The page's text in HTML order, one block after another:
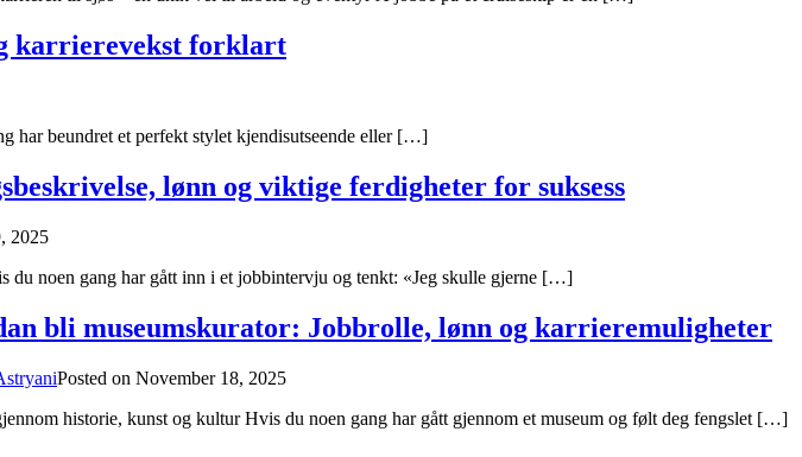
karrierevekst forklart
har beundret et perfekt stylet kjendisutseende eller […]
lønn og viktige ferdigheter for suksess
2025
du noen gang har gått inn i et jobbintervju og tenkt: «Jeg skulle gjerne […]
bli museumskurator: Jobbrolle, lønn og karrieremuligheter
Posted on November 18, 2025
historie, kunst og kultur Hvis du noen gang har gått gjennom et museum og følt deg fengslet […]